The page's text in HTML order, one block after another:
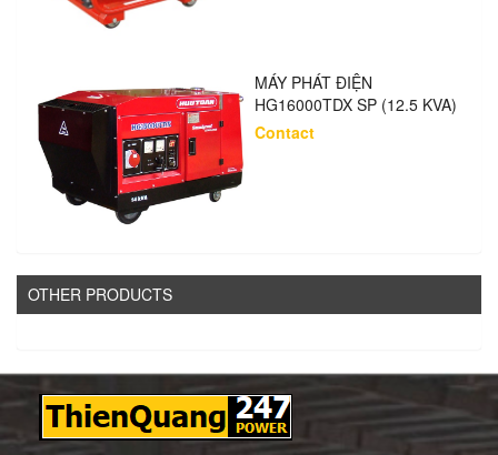
MÁY PHÁT ĐIỆN
HG16000TDX SP (12.5 KVA)
Contact
OTHER PRODUCTS